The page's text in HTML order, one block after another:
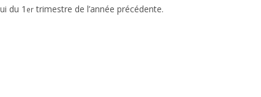
du 1 ertrimestre de l’année précédente.